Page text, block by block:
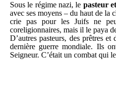
Sous le régime nazi, le pasteur
avec ses moyens – du haut de la
crie pas pour les Juifs ne
coreligionnaires, mais il le paya
D’autres pasteurs, des prêtres
dernière guerre mondiale. Ils
Seigneur. C’était un combat qui